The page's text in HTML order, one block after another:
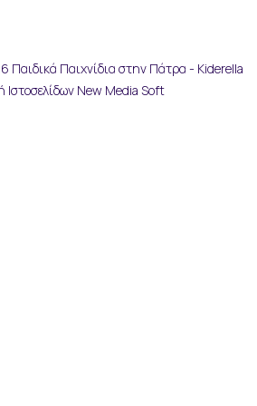
Παιχνίδια στην Πάτρα - Kiderella
Ιστοσελίδων New Media Soft